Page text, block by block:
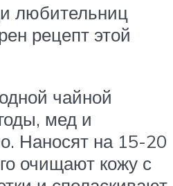
любительниц
рецепт этой
чайной
мед и
Наносят на 15-20
очищают кожу с